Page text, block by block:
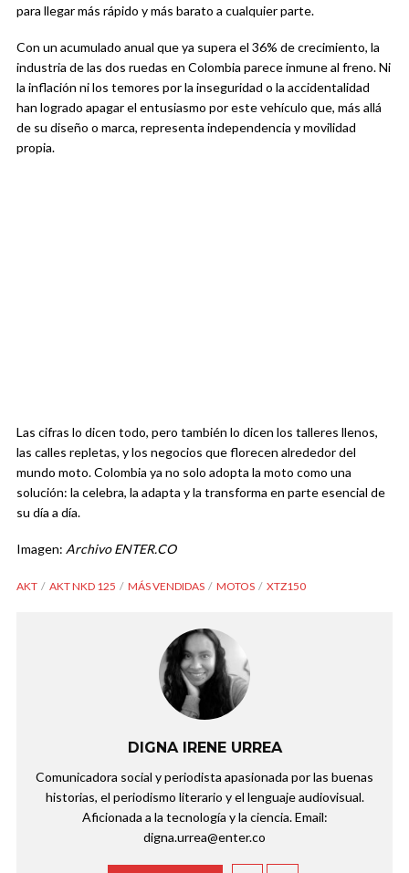
para llegar más rápido y más barato a cualquier parte.
Con un acumulado anual que ya supera el 36% de crecimiento, la
industria de las dos ruedas en Colombia parece inmune al freno. Ni
la inflación ni los temores por la inseguridad o la accidentalidad
han logrado apagar el entusiasmo por este vehículo que, más allá
de su diseño o marca, representa independencia y movilidad
propia.
Las cifras lo dicen todo, pero también lo dicen los talleres llenos,
las calles repletas, y los negocios que florecen alrededor del
mundo moto. Colombia ya no solo adopta la moto como una
solución: la celebra, la adapta y la transforma en parte esencial de
su día a día.
Imagen: Archivo ENTER.CO
AKT AKT NKD 125 MÁS VENDIDAS MOTOS XTZ150
DIGNA IRENE URREA
Comunicadora social y periodista apasionada por las buenas
historias, el periodismo literario y el lenguaje audiovisual.
Aficionada a la tecnología y la ciencia. Email:
digna.urrea@enter.co